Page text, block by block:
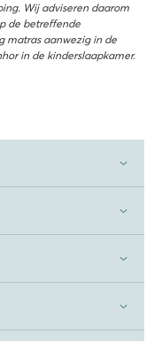
Wij adviseren daarom
de betreffende
matras aanwezig in de
in de kinderslaapkamer.